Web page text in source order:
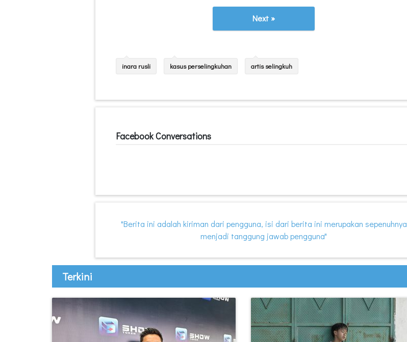
Next »
inara rusli kasus perselingkuhan artis selingkuh
Facebook Conversations
"Berita ini adalah kiriman dari pengguna, isi dari berita ini merupakan sepenuhnya
menjadi tanggung jawab pengguna"
Terkini